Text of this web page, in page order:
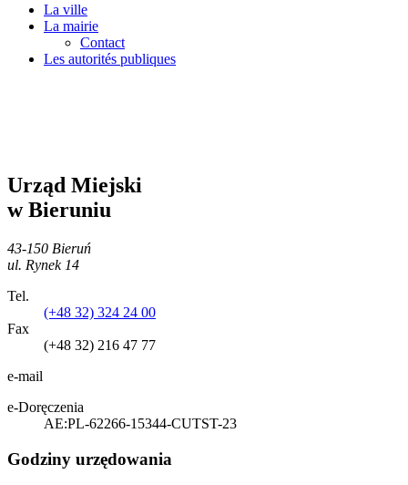
La ville
La mairie
Contact
Les autorités publiques
Urząd Miejski
w Bieruniu
43-150 Bieruń
ul. Rynek 14
Tel.
(+48 32) 324 24 00
Fax
(+48 32) 216 47 77
e-mail
e-Doręczenia
AE:PL-62266-15344-CUTST-23
Godziny urzędowania